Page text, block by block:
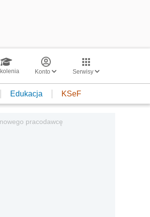
Konto Serwisy
Edukacja KSeF
pracodawcę